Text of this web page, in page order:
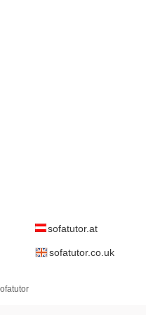
nämlich g
unten schieben
die x-Achse und
ich mir dann
kannst.
sofatutor.at
sofatutor.co.uk